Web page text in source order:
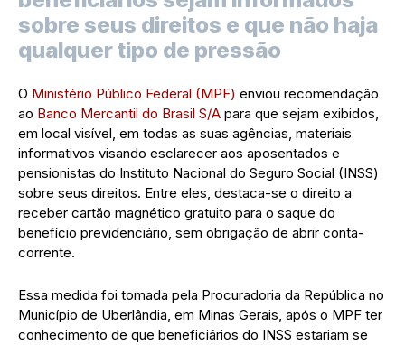
sobre seus direitos e que não haja
qualquer tipo de pressão
O Ministério Público Federal (MPF) enviou recomendação
ao Banco Mercantil do Brasil S/A para que sejam exibidos,
em local visível, em todas as suas agências, materiais
informativos visando esclarecer aos aposentados e
pensionistas do Instituto Nacional do Seguro Social (INSS)
sobre seus direitos. Entre eles, destaca-se o direito a
receber cartão magnético gratuito para o saque do
benefício previdenciário, sem obrigação de abrir conta-
corrente.
Essa medida foi tomada pela Procuradoria da República no
Município de Uberlândia, em Minas Gerais, após o MPF ter
conhecimento de que beneficiários do INSS estariam se